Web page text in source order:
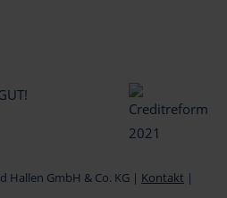
Hallen GmbH & Co. KG | Kontakt |